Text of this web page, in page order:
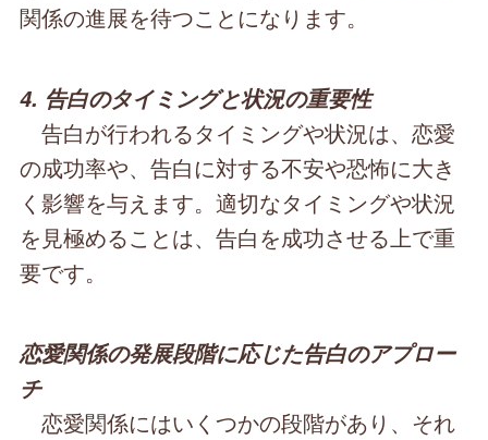
関係の進展を待つことになります。
4. 告白のタイミングと状況の重要性
告白が行われるタイミングや状況は、恋愛
の成功率や、告白に対する不安や恐怖に大き
く影響を与えます。適切なタイミングや状況
を見極めることは、告白を成功させる上で重
要です。
恋愛関係の発展段階に応じた告白のアプロー
チ
恋愛関係にはいくつかの段階があり、それ